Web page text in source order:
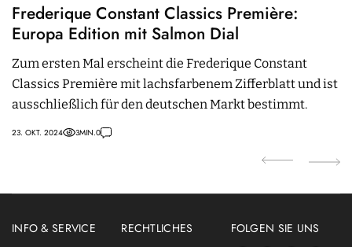
Frederique Constant Classics Première:
Europa Edition mit Salmon Dial
Zum ersten Mal erscheint die Frederique Constant
Classics Première mit lachsfarbenem Zifferblatt und ist
ausschließlich für den deutschen Markt bestimmt.
23. OKT. 2024 3MIN.0
INFO & SERVICE
RECHTLICHES
FOLGEN SIE UNS